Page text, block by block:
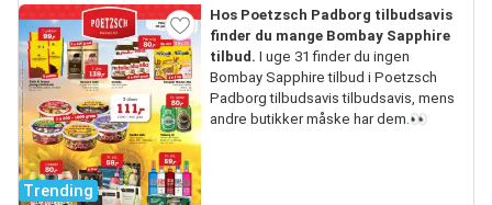
Trending
Hos Poetzsch Padborg tilbudsavis
finder du mange Bombay Sapphire
tilbud. I uge 31 finder du ingen
Bombay Sapphire tilbud i Poetzsch
Padborg tilbudsavis tilbudsavis, mens
andre butikker måske har dem.👀